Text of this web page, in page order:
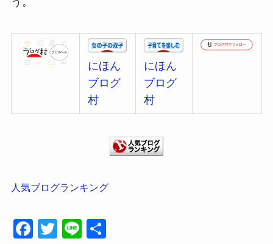
にほん
ブログ
村
にほん
ブログ
村
人気ブログランキング
F
T
Li